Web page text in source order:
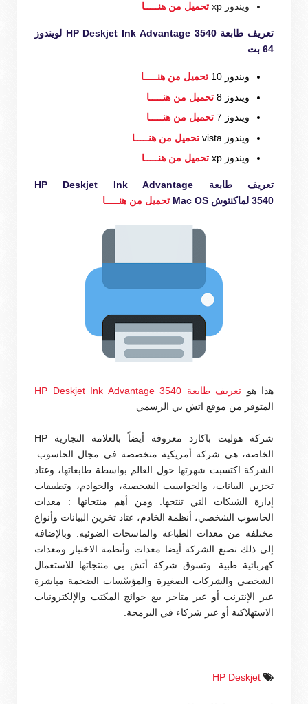
ويندوز xp
تحميل من هنـــــا
تعريف طابعة HP Deskjet Ink Advantage 3540 لويندوز
64 بت
ويندوز 10
تحميل من هنـــــا
ويندوز 8
تحميل من هنـــــا
ويندوز 7
تحميل من هنـــــا
ويندوز vista
تحميل من هنـــــا
ويندوز xp
تحميل من هنـــــا
تعريف طابعة HP Deskjet Ink Advantage
3540 لماكنتوش Mac OS
تحميل من هنـــــا
هذا هو تعريف طابعة HP Deskjet Ink Advantage 3540
المتوفر من موقع اتش بي الرسمي
شركة هوليت باكارد معروفة أيضاً بالعلامة التجارية HP
الخاصة، هي شركة أمريكية متخصصة في مجال الحاسوب.
الشركة اكتسبت شهرتها حول العالم بواسطة طابعاتها، وعتاد
تخزين البيانات، والحواسيب الشخصية، والخوادم، وتطبيقات
إدارة الشبكات التي تنتجها. ومن أهم منتجاتها : معدات
الحاسوب الشخصي، أنظمة الخادم، عتاد تخزين البيانات وأنواع
مختلفة من معدات الطباعة والماسحات الضوئية. وبالإضافة
إلى ذلك تصنع الشركة أيضا معدات وأنظمة الاختبار ومعدات
كهربائية طبية. وتسوق شركة أتش بي منتجاتها للاستعمال
الشخصي والشركات الصغيرة والمؤسّسات الضخمة مباشرة
عبر الإنترنت أو عبر متاجر بيع حوائج المكتب والإلكترونيات
الاستهلاكية أو عبر شركاء في البرمجة.
HP Deskjet